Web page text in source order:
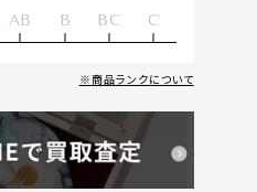
AB B BC C
商品ランクについて